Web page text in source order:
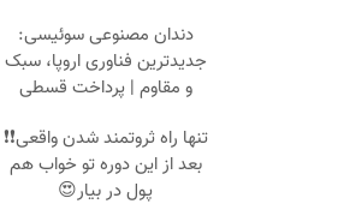
دندان مصنوعی سوئیسی:
جدیدترین فناوری اروپا، سبک
و مقاوم | پرداخت قسطی
تنها راه ثروتمند شدن واقعی❗❗
بعد از این دوره تو خواب هم
پول در بیار😍